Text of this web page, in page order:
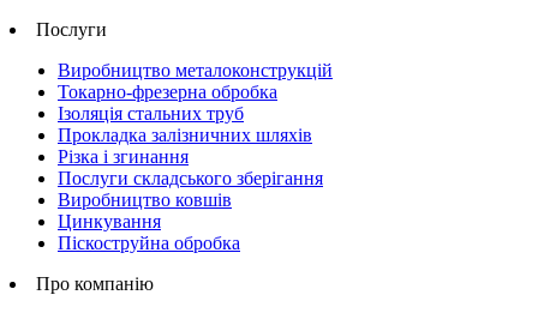
Послуги
Виробництво металоконструкцій
Токарно-фрезерна обробка
Ізоляція стальних труб
Прокладка залізничних шляхів
Різка і згинання
Послуги складського зберігання
Виробництво ковшів
Цинкування
Піскоструйна обробка
Про компанію